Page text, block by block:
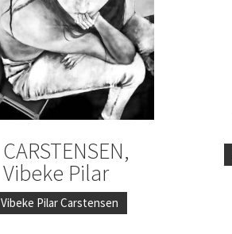
CARSTENSEN,
Vibeke Pilar
Vibeke Pilar Carstensen